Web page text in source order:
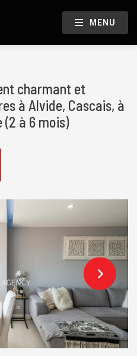
MENU
charmant et
à Alvide, Cascais, à
à 6 mois)